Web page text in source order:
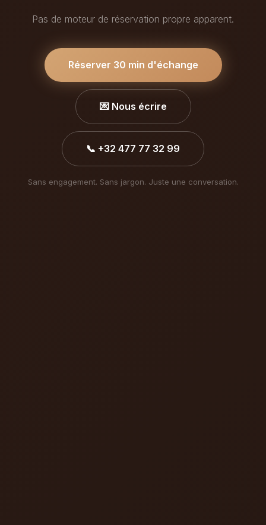
Pas de moteur de réservation propre apparent.
Réserver 30 min d'échange
💌 Nous écrire
📞 +32 477 77 32 99
Sans engagement. Sans jargon. Juste une conversation.